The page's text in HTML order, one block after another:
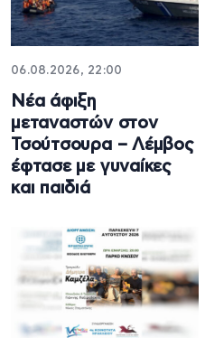
06.08.2026, 22:00
Νέα άφιξη
μεταναστών στον
Τσούτσουρα – Λέμβος
έφτασε με γυναίκες
και παιδιά